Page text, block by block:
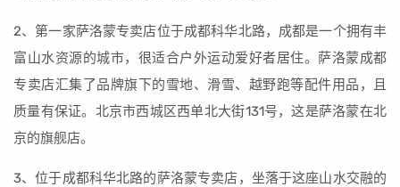
2、第一家萨洛蒙专卖店位于成都科华北路，成都是一个拥有丰
富山水资源的城市，很适合户外运动爱好者居住。萨洛蒙成都
专卖店汇集了品牌旗下的雪地、滑雪、越野跑等配件用品，且
质量有保证。北京市西城区西单北大街131号，这是萨洛蒙在北
京的旗舰店。
3、位于成都科华北路的萨洛蒙专卖店，坐落于这座山水交融的